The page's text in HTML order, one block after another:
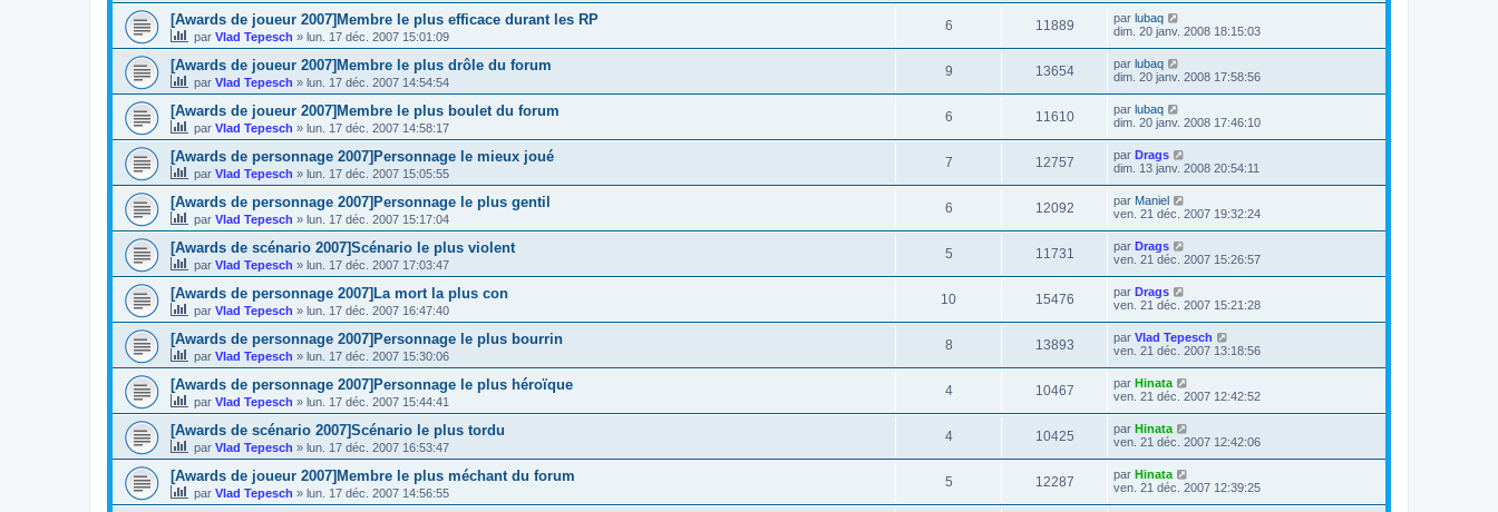
[Awards de joueur 2007]Membre le plus efficace durant les RP
par Vlad Tepesch » lun. 17 déc. 2007 15:01:09
6 11889 par lubaq
dim. 20 janv. 2008 18:15:03
[Awards de joueur 2007]Membre le plus drôle du forum
par Vlad Tepesch » lun. 17 déc. 2007 14:54:54
9 13654 par lubaq
dim. 20 janv. 2008 17:58:56
[Awards de joueur 2007]Membre le plus boulet du forum
par Vlad Tepesch » lun. 17 déc. 2007 14:58:17
6 11610 par lubaq
dim. 20 janv. 2008 17:46:10
[Awards de personnage 2007]Personnage le mieux joué
par Vlad Tepesch » lun. 17 déc. 2007 15:05:55
7 12757 par Drags
dim. 13 janv. 2008 20:54:11
[Awards de personnage 2007]Personnage le plus gentil
par Vlad Tepesch » lun. 17 déc. 2007 15:17:04
6 12092 par Maniel
ven. 21 déc. 2007 19:32:24
[Awards de scénario 2007]Scénario le plus violent
par Vlad Tepesch » lun. 17 déc. 2007 17:03:47
5 11731 par Drags
ven. 21 déc. 2007 15:26:57
[Awards de personnage 2007]La mort la plus con
par Vlad Tepesch » lun. 17 déc. 2007 16:47:40
10 15476 par Drags
ven. 21 déc. 2007 15:21:28
[Awards de personnage 2007]Personnage le plus bourrin
par Vlad Tepesch » lun. 17 déc. 2007 15:30:06
8 13893 par Vlad Tepesch
ven. 21 déc. 2007 13:18:56
[Awards de personnage 2007]Personnage le plus héroïque
par Vlad Tepesch » lun. 17 déc. 2007 15:44:41
4 10467 par Hinata
ven. 21 déc. 2007 12:42:52
[Awards de scénario 2007]Scénario le plus tordu
par Vlad Tepesch » lun. 17 déc. 2007 16:53:47
4 10425 par Hinata
ven. 21 déc. 2007 12:42:06
[Awards de joueur 2007]Membre le plus méchant du forum
par Vlad Tepesch » lun. 17 déc. 2007 14:56:55
5 12287 par Hinata
ven. 21 déc. 2007 12:39:25